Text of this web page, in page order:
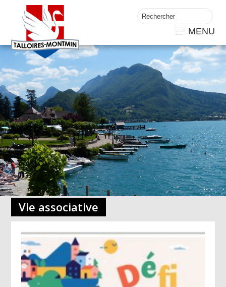
MENU
Vie associative